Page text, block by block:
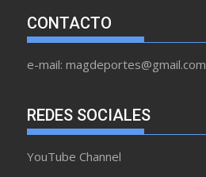
CONTACTO
e-mail: magdeportes@gmail.com
REDES SOCIALES
YouTube Channel